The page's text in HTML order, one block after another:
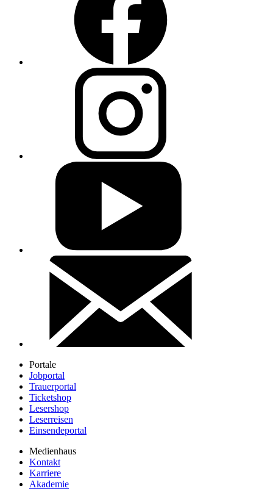
Portale
Jobportal
Trauerportal
Ticketshop
Lesershop
Leserreisen
Einsendeportal
Medienhaus
Kontakt
Karriere
Akademie